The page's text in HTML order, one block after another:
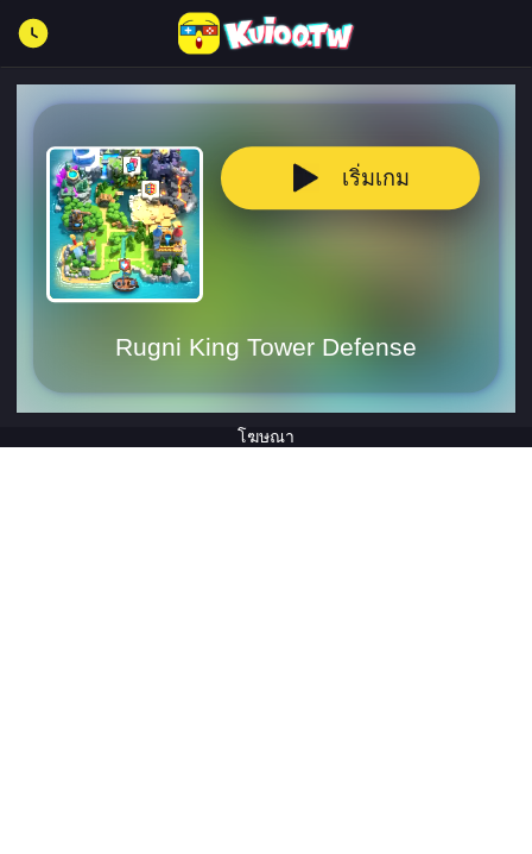
Rugni King Tower Defense
เริ่มเกม
โฆษณา